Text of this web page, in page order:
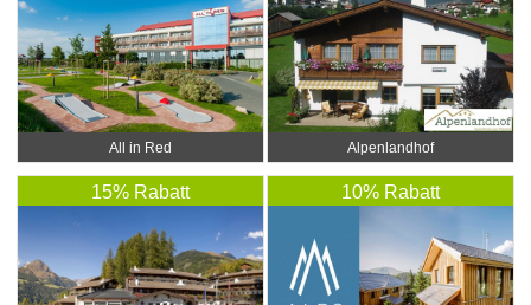
All in Red Alpenlandhof
15% Rabatt 10% Rabatt